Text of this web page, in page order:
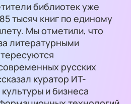
библиотек уже
тысяч книг по единому
Мы отметили, что
литературными
русских
куратор ИТ-
и бизнеса